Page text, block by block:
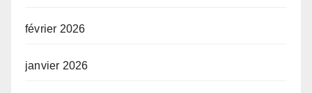
février 2026
janvier 2026